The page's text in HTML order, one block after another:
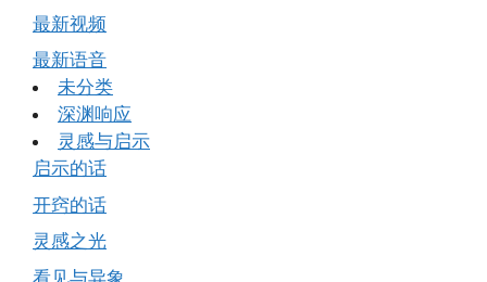
最新视频
最新语音
未分类
深渊响应
灵感与启示
启示的话
开窍的话
灵感之光
看见与异象